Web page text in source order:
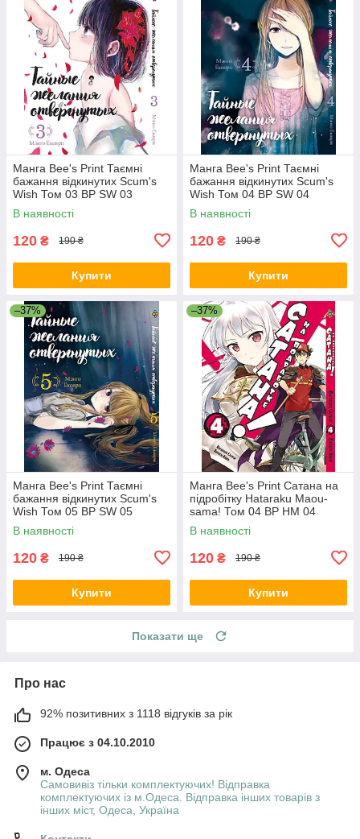
Манга Bee's Print Таємні
бажання відкинутих Scum's
Wish Том 03 BP SW 03
В наявності
120 ₴ 190 ₴
Купити
Манга Bee's Print Таємні
бажання відкинутих Scum's
Wish Том 04 BP SW 04
В наявності
120 ₴ 190 ₴
Купити
–37%
Манга Bee's Print Таємні
бажання відкинутих Scum's
Wish Том 05 BP SW 05
В наявності
120 ₴ 190 ₴
Купити
–37%
Манга Bee's Print Сатана на
підробітку Hataraku Maou-
sama! Том 04 ВР HM 04
В наявності
120 ₴ 190 ₴
Купити
Показати ще
Про нас
92% позитивних з 1118 відгуків за рік
Працює з 04.10.2010
м. Одеса
Самовивіз тільки комплектуючих! Відправка
комплектуючих із м.Одеса. Відправка інших товарів з
інших міст, Одеса, Україна